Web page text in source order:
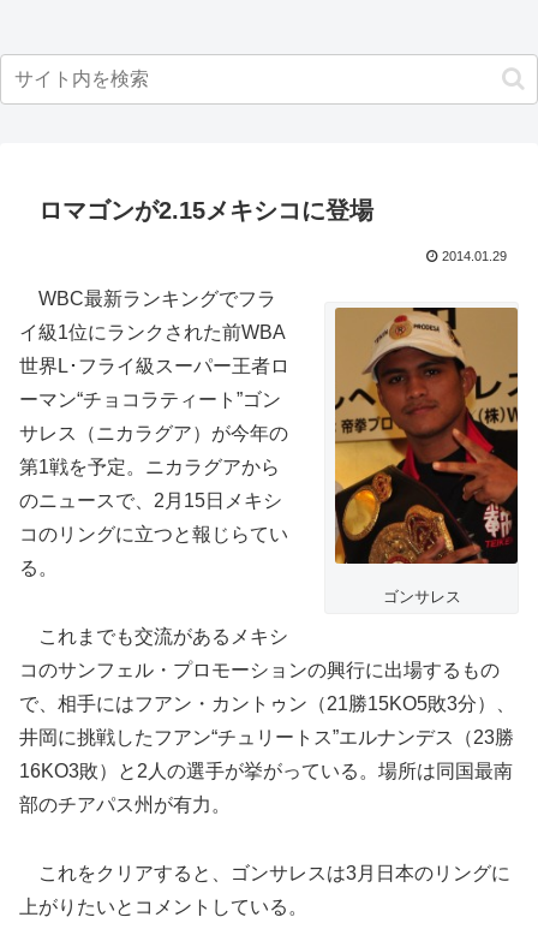
ロマゴンが2.15メキシコに登場
2014.01.29
ゴンサレス
WBC最新ランキングでフラ
イ級1位にランクされた前WBA
世界L･フライ級スーパー王者ロ
ーマン“チョコラティート”ゴン
サレス（ニカラグア）が今年の
第1戦を予定。ニカラグアから
のニュースで、2月15日メキシ
コのリングに立つと報じらてい
る。
これまでも交流があるメキシ
コのサンフェル・プロモーションの興行に出場するもの
で、相手にはフアン・カントゥン（21勝15KO5敗3分）、
井岡に挑戦したフアン“チュリートス”エルナンデス（23勝
16KO3敗）と2人の選手が挙がっている。場所は同国最南
部のチアパス州が有力。
これをクリアすると、ゴンサレスは3月日本のリングに
上がりたいとコメントしている。